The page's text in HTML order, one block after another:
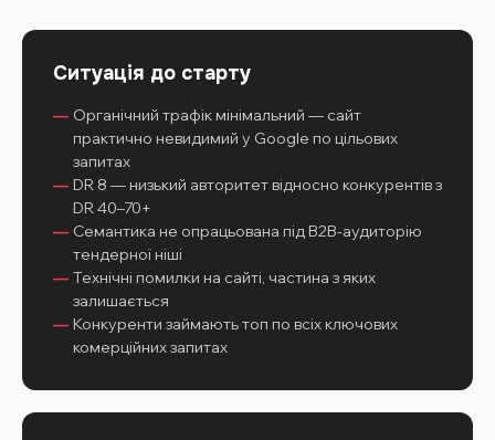
Ситуація до старту
Органічний трафік мінімальний — сайт
практично невидимий у Google по цільових
запитах
DR 8 — низький авторитет відносно конкурентів з
DR 40–70+
Семантика не опрацьована під B2B-аудиторію
тендерної ніші
Технічні помилки на сайті, частина з яких
залишається
Конкуренти займають топ по всіх ключових
комерційних запитах